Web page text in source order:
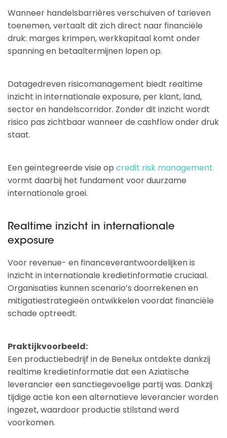
Wanneer handelsbarrières verschuiven of tarieven
toenemen, vertaalt dit zich direct naar financiële
druk: marges krimpen, werkkapitaal komt onder
spanning en betaaltermijnen lopen op.
Datagedreven risicomanagement biedt realtime
inzicht in internationale exposure, per klant, land,
sector en handelscorridor. Zonder dit inzicht wordt
risico pas zichtbaar wanneer de cashflow onder druk
staat.
Een geïntegreerde visie op credit risk management
vormt daarbij het fundament voor duurzame
internationale groei.
Realtime inzicht in internationale
exposure
Voor revenue- en financeverantwoordelijken is
inzicht in internationale kredietinformatie cruciaal.
Organisaties kunnen scenario’s doorrekenen en
mitigatiestrategieën ontwikkelen voordat financiële
schade optreedt.
Praktijkvoorbeeld:
Een productiebedrijf in de Benelux ontdekte dankzij
realtime kredietinformatie dat een Aziatische
leverancier een sanctiegevoelige partij was. Dankzij
tijdige actie kon een alternatieve leverancier worden
ingezet, waardoor productie stilstand werd
voorkomen.